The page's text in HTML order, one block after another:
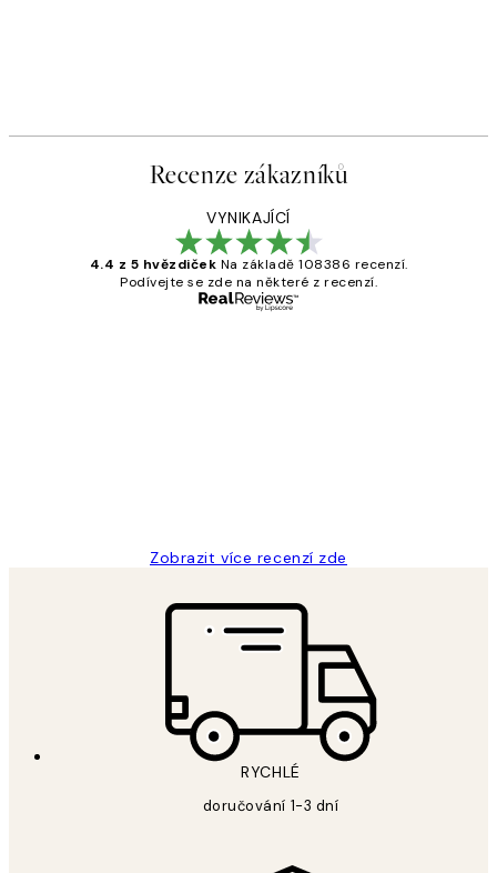
Recenze zákazníků
VYNIKAJÍCÍ
4.4 z 5 hvězdiček Na základě 108386 recenzí.
Podívejte se zde na některé z recenzí.
Zobrazit více recenzí zde
RYCHLÉ
doručování 1-3 dní